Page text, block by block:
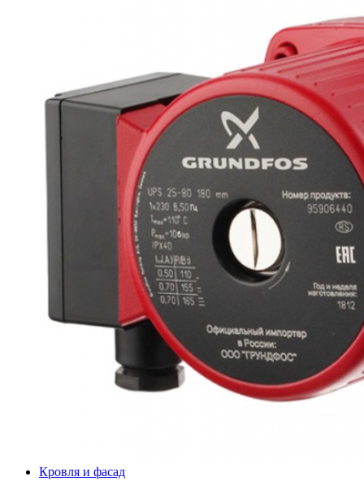
Кровля и фасад